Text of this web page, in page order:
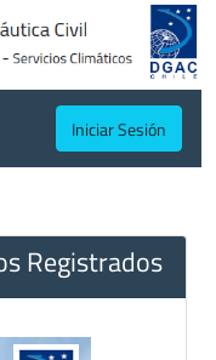
Iniciar Sesión
Registrados